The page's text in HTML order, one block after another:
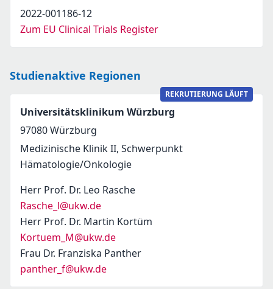
2022-001186-12
Zum EU Clinical Trials Register
Studienaktive Regionen
REKRUTIERUNG LÄUFT
Universitätsklinikum Würzburg
97080Würzburg
Medizinische Klinik II, Schwerpunkt
Hämatologie/Onkologie
Herr Prof. Dr. Leo Rasche
Rasche_l@ukw.de
Herr Prof. Dr. Martin Kortüm
Kortuem_M@ukw.de
Frau Dr. Franziska Panther
panther_f@ukw.de